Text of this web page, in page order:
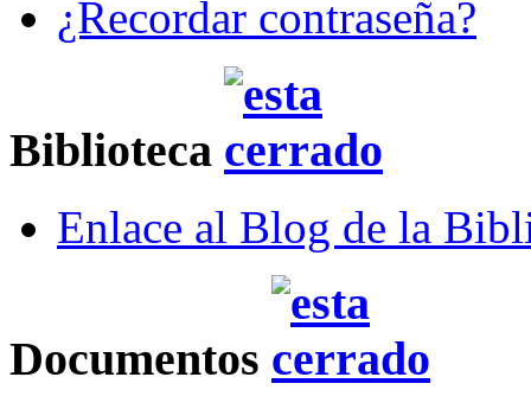
¿Recordar contraseña?
Biblioteca
Enlace al Blog de la
Documentos